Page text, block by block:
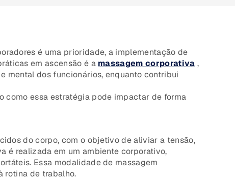
é uma prioridade, a implementação de
em ascensão é a massagem corporativa ,
mental dos funcionários, enquanto contribui
como essa estratégia pode impactar de forma
do corpo, com o objetivo de aliviar a tensão,
é realizada em um ambiente corporativo,
Essa modalidade de massagem
rotina de trabalho.